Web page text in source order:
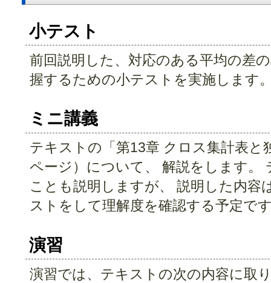
小テスト
前回説明した、対応のある平均の差
握するための小テストを実施します
ミニ講義
テキストの「第13章 クロス集計表と
ページ）について、 解説をします。
ことも説明しますが、 説明した内容
ストをして理解度を確認する予定で
演習
演習では、テキストの次の内容に取